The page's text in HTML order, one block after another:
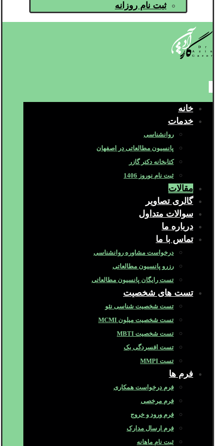
ثبت نام روزانه
خانه
خدمات
روانشناسی
پانسیون مطالعاتی در اصفهان
کتابخانه دکتر گازر
ثبت نام نوروز 1406
مقالات
گالری تصاویر
سوالات متداول
درباره ما
تماس با ما
درخواست مشاوره روانشناسی
رزرو پانسیون مطالعاتی
تست رایگان پانسیون مطالعاتی
تست های شخصیت
تست شخصیت شناسی نئو
تست شخصیت میلون MCMI
تست شخصیت MBTI
تست افسردگی بک
تست MMPI
فرم ها
فرم درخواست همکاری
فرم مرخصی
فرم ورود و خروج
فرم ارسال مدارک
ثبت نام ماهانه